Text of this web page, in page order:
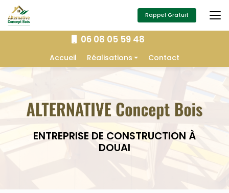
Aller
au
contenu
principal
06 08 05 59 48
Navigation secondaire
Accueil Réalisations
Isolation
Aménagement extérieur
Contact
Rappel Gratuit
ENTREPRISE DE CONSTRUCTION À
DOUAI